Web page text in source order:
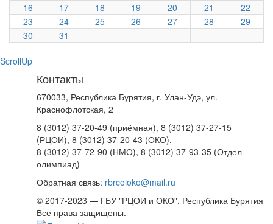
16
17 18 19 20 21
22
23
24 25 26 27 28
29
30
31
ScrollUp
Контакты
670033, Республика Бурятия, г. Улан-Удэ, ул.
Краснофлотская, 2
8 (3012) 37-20-49 (приёмная), 8 (3012) 37-27-15
(РЦОИ), 8 (3012) 37-20-43 (ОКО),
8 (3012) 37-72-90 (НМО), 8 (3012) 37-93-35 (Отдел
олимпиад)
Обратная связь: rbrcoioko@mail.ru
© 2017-2023 — ГБУ "РЦОИ и ОКО", Республика Бурятия
Все права защищены.